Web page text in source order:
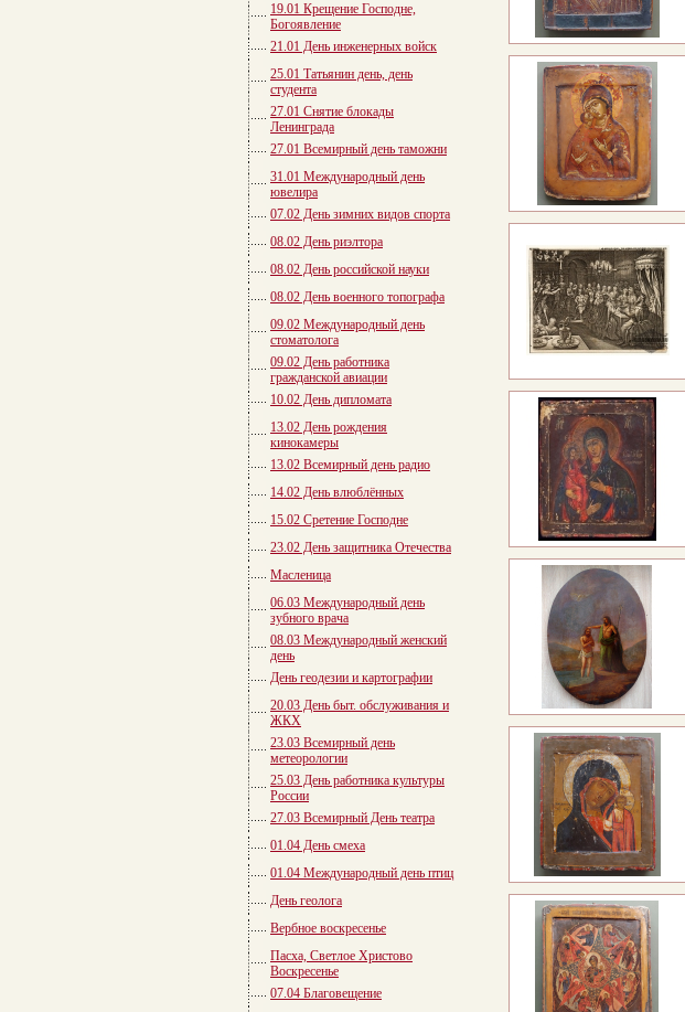
19.01 Крещение Господне,
Богоявление
21.01 День инженерных войск
25.01 Татьянин день, день
студента
27.01 Снятие блокады
Ленинграда
27.01 Всемирный день таможни
31.01 Международный день
ювелира
07.02 День зимних видов спорта
08.02 День риэлтора
08.02 День российской науки
08.02 День военного топографа
09.02 Международный день
стоматолога
09.02 День работника
гражданской авиации
10.02 День дипломата
13.02 День рождения
кинокамеры
13.02 Всемирный день радио
14.02 День влюблённых
15.02 Сретение Господне
23.02 День защитника Отечества
Масленица
06.03 Международный день
зубного врача
08.03 Международный женский
день
День геодезии и картографии
20.03 День быт. обслуживания и
ЖКХ
23.03 Всемирный день
метеорологии
25.03 День работника культуры
России
27.03 Всемирный День театра
01.04 День смеха
01.04 Международный день птиц
День геолога
Вербное воскресенье
Пасха, Светлое Христово
Воскресенье
07.04 Благовещение